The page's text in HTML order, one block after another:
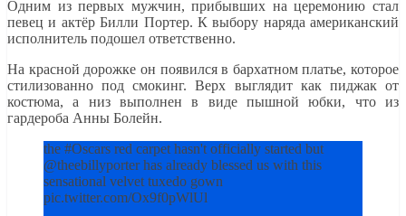
Одним из первых мужчин, прибывших на церемонию стал
певец и актёр Билли Портер. К выбору наряда американский
исполнитель подошел ответственно.
На красной дорожке он появился в бархатном платье, которое
стилизованно под смокинг. Верх выглядит как пиджак от
костюма, а низ выполнен в виде пышной юбки, что из
гардероба Анны Болейн.
the #Oscars red carpet hasn't officially started but
@theebillyporter has already blessed us with this
sensational velvet tuxedo gown
pic.twitter.com/Ox9f0pWlUl